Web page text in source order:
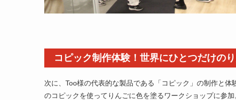
コピック制作体験！世界にひとつだけの
次に、Too様の代表的な製品である「コピック」の制作と
のコピックを使ってりんごに色を塗るワークショップに参